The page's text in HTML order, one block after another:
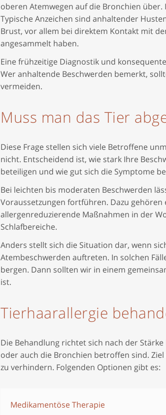
oberen Atemwegen auf die Bronchien über.
Typische Anzeichen sind anhaltender
Brust, vor allem bei direktem Kontakt mit
angesammelt haben.
Eine frühzeitige Diagnostik und
Wer anhaltende Beschwerden bemerkt,
vermeiden.
Muss man das Tier
Diese Frage stellen sich viele Betroffene
nicht. Entscheidend ist, wie stark Ihre
beteiligen und wie gut sich die Symptome
Bei leichten bis moderaten Beschwerden
Voraussetzungen fortführen. Dazu
allergenreduzierende Maßnahmen in der
Schlafbereiche.
Anders stellt sich die Situation dar, wenn
Atembeschwerden auftreten. In solchen
bergen. Dann sollten wir in einem
ist.
Tierhaarallergie
Die Behandlung richtet sich nach der
oder auch die Bronchien betroffen sind.
zu verhindern. Folgenden Optionen gibt es:
Medikamentöse Therapie